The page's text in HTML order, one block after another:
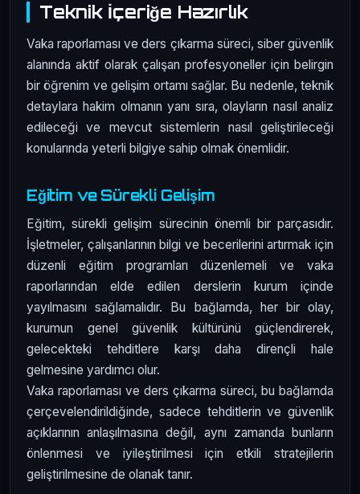
Teknik İçeriğe Hazırlık
Vaka raporlaması ve ders çıkarma süreci, siber güvenlik
alanında aktif olarak çalışan profesyoneller için belirgin
bir öğrenim ve gelişim ortamı sağlar. Bu nedenle, teknik
detaylara hakim olmanın yanı sıra, olayların nasıl analiz
edileceği ve mevcut sistemlerin nasıl geliştirileceği
konularında yeterli bilgiye sahip olmak önemlidir.
Eğitim ve Sürekli Gelişim
Eğitim, sürekli gelişim sürecinin önemli bir parçasıdır.
İşletmeler, çalışanlarının bilgi ve becerilerini artırmak için
düzenli eğitim programları düzenlemeli ve vaka
raporlarından elde edilen derslerin kurum içinde
yayılmasını sağlamalıdır. Bu bağlamda, her bir olay,
kurumun genel güvenlik kültürünü güçlendirerek,
gelecekteki tehditlere karşı daha dirençli hale
gelmesine yardımcı olur.
Vaka raporlaması ve ders çıkarma süreci, bu bağlamda
çerçevelendirildiğinde, sadece tehditlerin ve güvenlik
açıklarının anlaşılmasına değil, aynı zamanda bunların
önlenmesi ve iyileştirilmesi için etkili stratejilerin
geliştirilmesine de olanak tanır.